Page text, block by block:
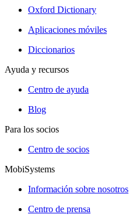
Oxford Dictionary
Aplicaciones móviles
Diccionarios
Ayuda y recursos
Centro de ayuda
Blog
Para los socios
Centro de socios
MobiSystems
Información sobre nosotros
Centro de prensa